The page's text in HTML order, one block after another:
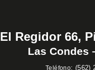
El Regidor 66,
Las Condes
Teléfono: (562)